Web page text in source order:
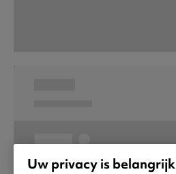
Uw privacy is belangrijk